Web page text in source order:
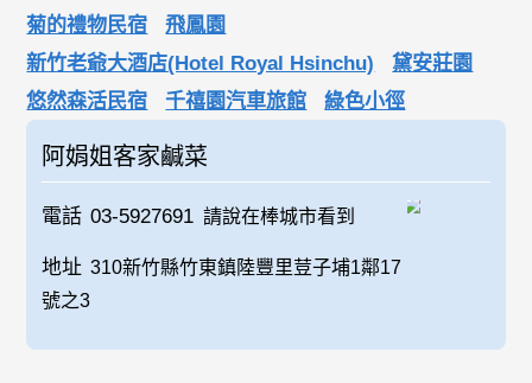
菊的禮物民宿
飛鳳園
新竹老爺大酒店(Hotel Royal Hsinchu)
黛安莊園
悠然森活民宿
千禧園汽車旅館 綠色小徑
阿娟姐客家鹹菜
電話 03-5927691 請說在棒城市看到
地址 310新竹縣竹東鎮陸豐里荳子埔1鄰17
號之3